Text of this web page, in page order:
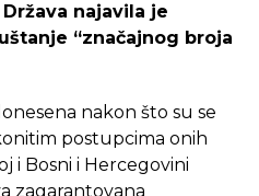
u Čapljini moglo bi
stvaranju napredne
novih profesionalaca te
najavila je
“značajnog broja
nakon što su se
postupcima onih
i Bosni i Hercegovini
zagarantovana